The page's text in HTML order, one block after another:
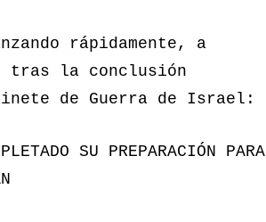
rápidamente, a
tras la conclusión
de Guerra de Israel:
SU PREPARACIÓN PARA